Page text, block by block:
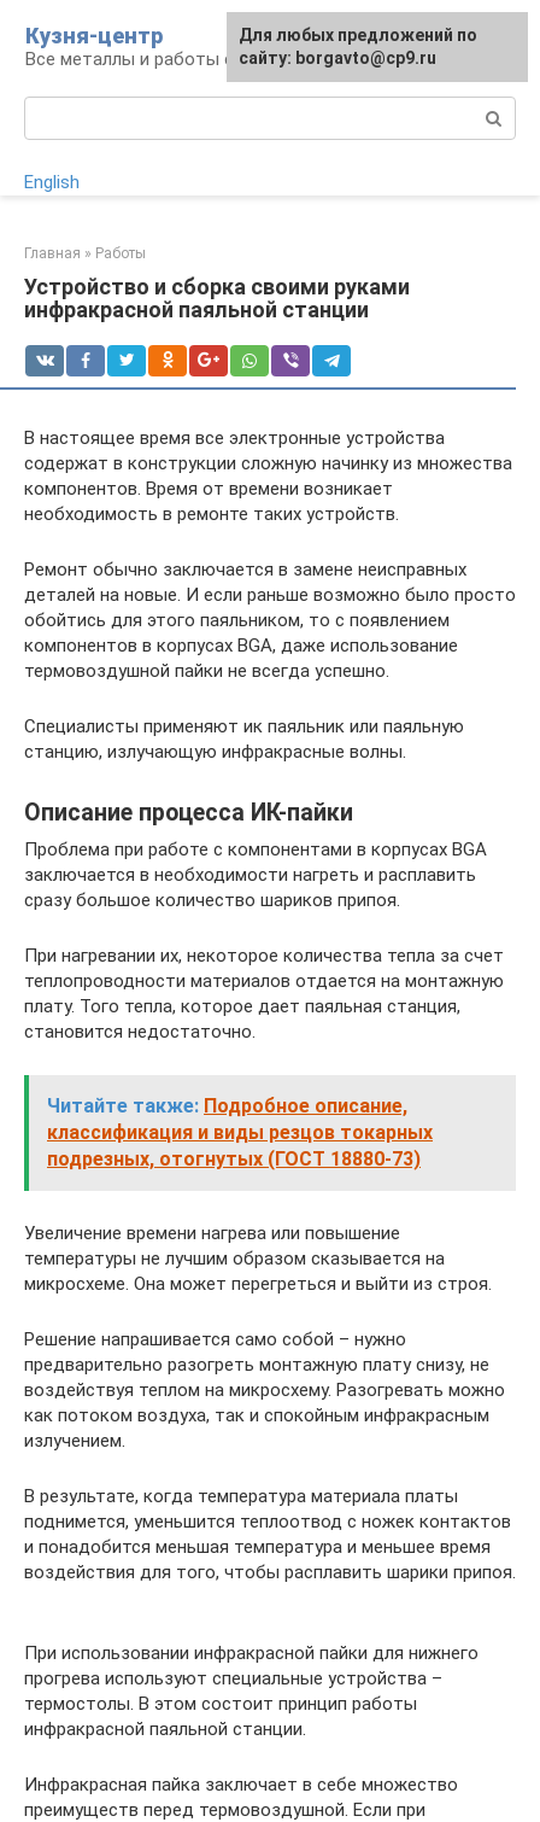
контенту
Кузня-центр
Все металлы и работы с ними
English
Главная » Работы
Устройство и сборка своими руками
инфракрасной паяльной станции
В настоящее время все электронные устройства
содержат в конструкции сложную начинку из множества
компонентов. Время от времени возникает
необходимость в ремонте таких устройств.
Ремонт обычно заключается в замене неисправных
деталей на новые. И если раньше возможно было просто
обойтись для этого паяльником, то с появлением
компонентов в корпусах BGA, даже использование
термовоздушной пайки не всегда успешно.
Специалисты применяют ик паяльник или паяльную
станцию, излучающую инфракрасные волны.
Описание процесса ИК-пайки
Проблема при работе с компонентами в корпусах BGA
заключается в необходимости нагреть и расплавить
сразу большое количество шариков припоя.
При нагревании их, некоторое количества тепла за счет
теплопроводности материалов отдается на монтажную
плату. Того тепла, которое дает паяльная станция,
становится недостаточно.
Читайте также: Подробное описание,
классификация и виды резцов токарных
подрезных, отогнутых (ГОСТ 18880-73)
Увеличение времени нагрева или повышение
температуры не лучшим образом сказывается на
микросхеме. Она может перегреться и выйти из строя.
Решение напрашивается само собой – нужно
предварительно разогреть монтажную плату снизу, не
воздействуя теплом на микросхему. Разогревать можно
как потоком воздуха, так и спокойным инфракрасным
излучением.
В результате, когда температура материала платы
поднимется, уменьшится теплоотвод с ножек контактов
и понадобится меньшая температура и меньшее время
воздействия для того, чтобы расплавить шарики припоя.
При использовании инфракрасной пайки для нижнего
прогрева используют специальные устройства –
термостолы. В этом состоит принцип работы
инфракрасной паяльной станции.
Инфракрасная пайка заключает в себе множество
преимуществ перед термовоздушной. Если при
Для любых предложений по
сайту: borgavto@cp9.ru